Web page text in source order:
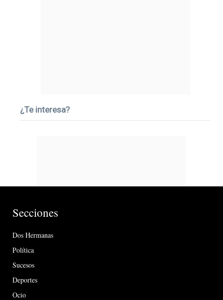
¿Te interesa?
Secciones
Dos Hermanas
Política
Sucesos
Deportes
Ocio